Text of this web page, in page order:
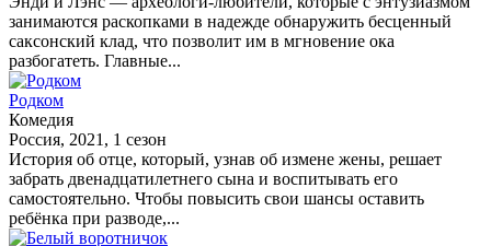
занимаются раскопками в надежде обнаружить бесценный
саксонский клад, что позволит им в мгновение ока
разбогатеть. Главные...
Родком
Комедия
Россия, 2021, 1 сезон
История об отце, который, узнав об измене жены, решает
забрать двенадцатилетнего сына и воспитывать его
самостоятельно. Чтобы повысить свои шансы оставить
ребёнка при разводе,...